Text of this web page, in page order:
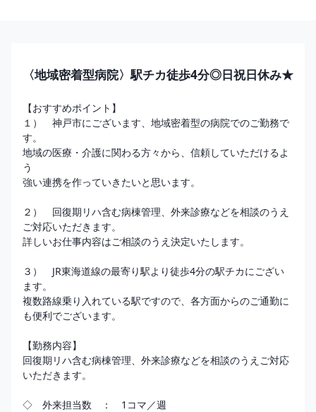
〈地域密着型病院〉駅チカ徒歩4分◎日祝日休み★
【おすすめポイント】
１）　神戸市にございます、地域密着型の病院でのご勤務で
す。
地域の医療・介護に関わる⽅々から、信頼していただけるよ
う
強い連携を作っていきたいと思います。
２）　回復期リハ含む病棟管理、外来診療などを相談のうえ
ご対応いただきます。
詳しいお仕事内容はご相談のうえ決定いたします。
３）　JR東海道線の最寄り駅より徒歩4分の駅チカにござい
ます。
複数路線乗り入れている駅ですので、各方面からのご通勤に
も便利でございます。
【勤務内容】
回復期リハ含む病棟管理、外来診療などを相談のうえご対応
いただきます。
◇　外来担当数　：　1コマ／週